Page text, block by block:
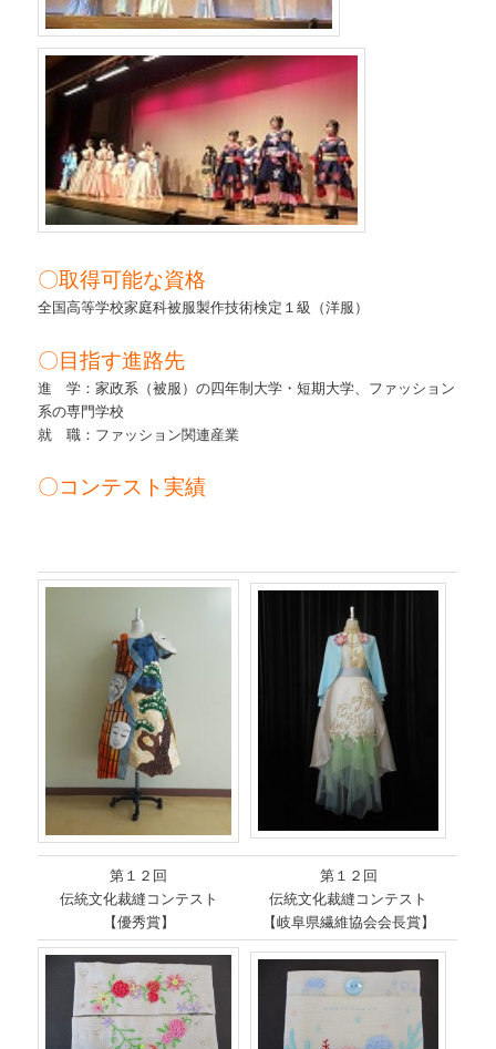
〇取得可能な資格
全国高等学校家庭科被服製作技術検定１級（洋服）
〇目指す進路先
進 学：家政系（被服）の四年制大学・短期大学、ファッション
系の専門学校
就 職：ファッション関連産業
〇コンテスト実績
第１２回
伝統文化裁縫コンテスト
【優秀賞】
第１２回
伝統文化裁縫コンテスト
【岐阜県繊維協会会長賞】